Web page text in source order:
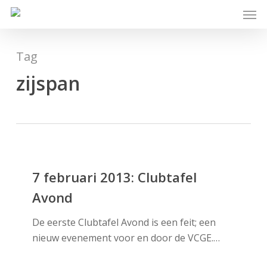
Skip
content
Tag
zijspan
februari
Clubtafel
Avond
7 februari 2013: Clubtafel
Avond
De eerste Clubtafel Avond is een feit; een
nieuw evenement voor en door de VCGE.…